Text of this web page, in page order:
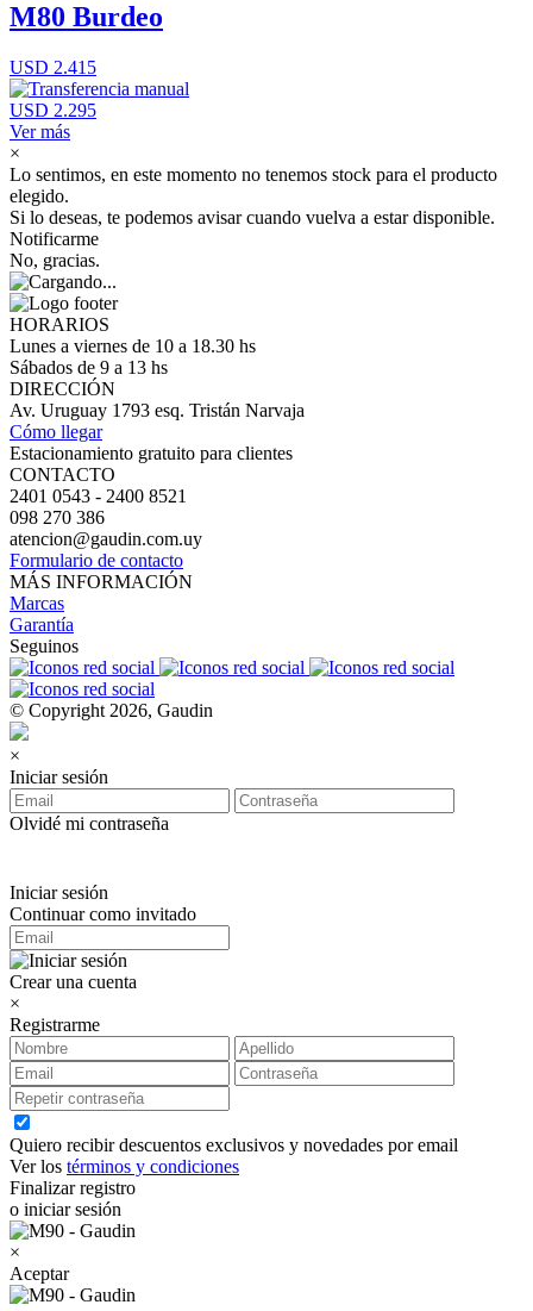
M80 Burdeo
USD 2.415
USD 2.295
Ver más
×
Lo sentimos, en este momento no tenemos stock para el producto
elegido.
Si lo deseas, te podemos avisar cuando vuelva a estar disponible.
Notificarme
No, gracias.
HORARIOS
Lunes a viernes de 10 a 18.30 hs
Sábados de 9 a 13 hs
DIRECCIÓN
Av. Uruguay 1793 esq. Tristán Narvaja
Cómo llegar
Estacionamiento gratuito para clientes
CONTACTO
2401 0543 - 2400 8521
098 270 386
atencion@gaudin.com.uy
Formulario de contacto
MÁS INFORMACIÓN
Marcas
Garantía
Seguinos
© Copyright 2026, Gaudin
×
Iniciar sesión
Olvidé mi contraseña
Iniciar sesión
Continuar como invitado
Crear una cuenta
×
Registrarme
Quiero recibir descuentos exclusivos y novedades por email
Ver los términos y condiciones
Finalizar registro
o iniciar sesión
×
Aceptar